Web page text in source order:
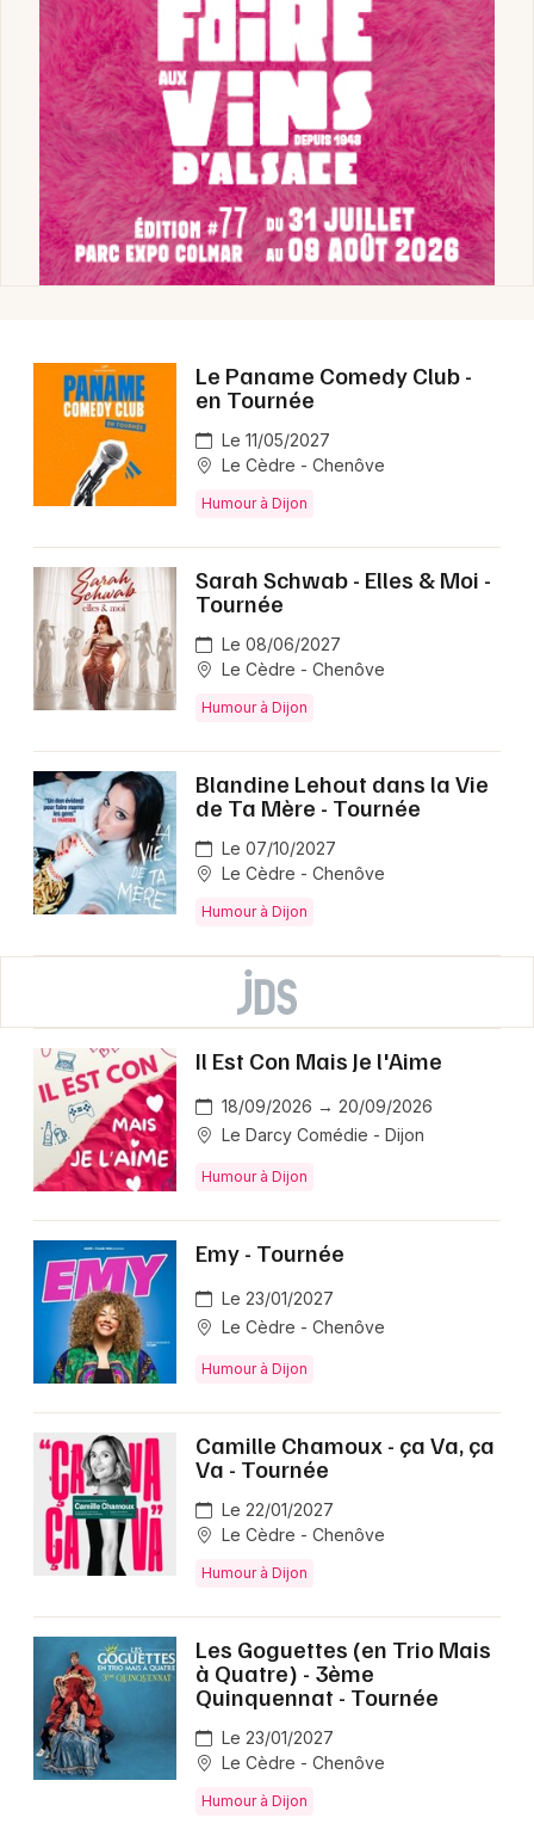
Le Paname Comedy Club -
en Tournée
Le 11/05/2027
Le Cèdre - Chenôve
Humour à Dijon
Sarah Schwab - Elles & Moi -
Tournée
Le 08/06/2027
Le Cèdre - Chenôve
Humour à Dijon
Blandine Lehout dans la Vie
de Ta Mère - Tournée
Le 07/10/2027
Le Cèdre - Chenôve
Humour à Dijon
Il Est Con Mais Je l'Aime
18/09/2026 → 20/09/2026
Le Darcy Comédie - Dijon
Humour à Dijon
Emy - Tournée
Le 23/01/2027
Le Cèdre - Chenôve
Humour à Dijon
Camille Chamoux - ça Va, ça
Va - Tournée
Le 22/01/2027
Le Cèdre - Chenôve
Humour à Dijon
Les Goguettes (en Trio Mais
à Quatre) - 3ème
Quinquennat - Tournée
Le 23/01/2027
Le Cèdre - Chenôve
Humour à Dijon